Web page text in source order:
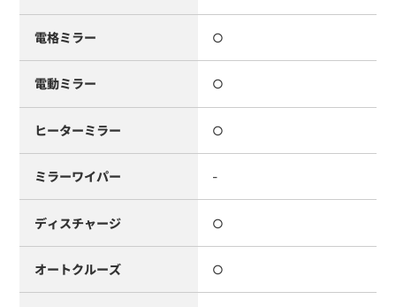
電格ミラー ○
電動ミラー ○
ヒーターミラー ○
ミラーワイパー -
ディスチャージ ○
オートクルーズ ○